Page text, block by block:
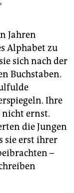
Jahren
Alphabet zu
sich nach der
Buchstaben.
Ihre
nicht ernst.
die Jungen
sie erst ihrer
–